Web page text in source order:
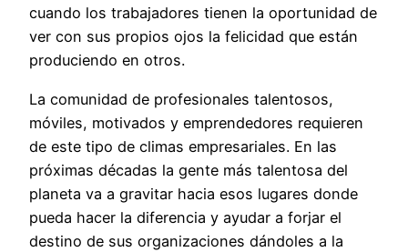
cuando los trabajadores tienen la oportunidad de
ver con sus propios ojos la felicidad que están
produciendo en otros.
La comunidad de profesionales talentosos,
móviles, motivados y emprendedores requieren
de este tipo de climas empresariales. En las
próximas décadas la gente más talentosa del
planeta va a gravitar hacia esos lugares donde
pueda hacer la diferencia y ayudar a forjar el
destino de sus organizaciones dándoles a la